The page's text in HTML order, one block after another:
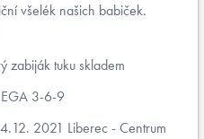
všelék našich babiček.
zabiják tuku skladem
3-6-9
2021 Liberec - Centrum